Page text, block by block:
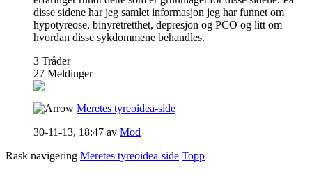
disse sidene har jeg samlet informasjon jeg har funnet om
hypotyreose, binyretretthet, depresjon og PCO og litt om
hvordan disse sykdommene behandles.
3 Tråder
27 Meldinger
Meretes tyreoidea-side
30-11-13, 18:47 av Mod
Rask navigering Meretes tyreoidea-side Topp